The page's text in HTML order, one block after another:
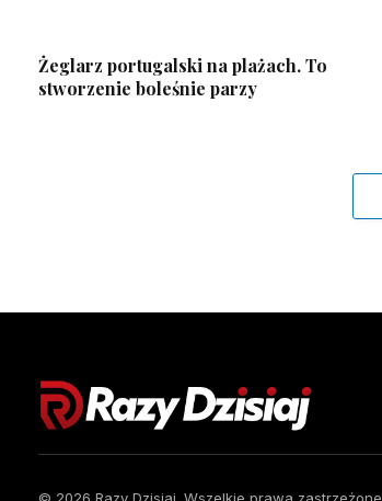
Żeglarz portugalski na plażach. To
stworzenie boleśnie parzy
© 2026 Razy Dzisiaj. Wszelkie prawa zastrzeżone.